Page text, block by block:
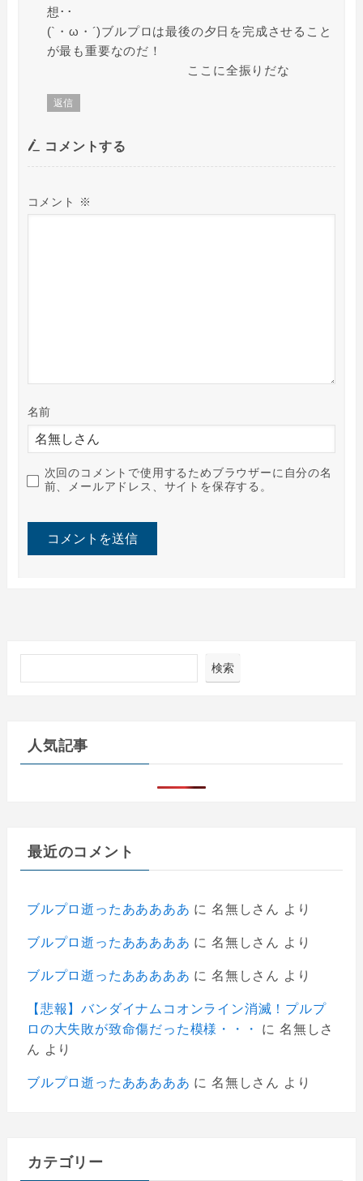
想･･
(`・ω・´)ブルプロは最後の夕日を完成させること
が最も重要なのだ！
ここに全振りだな
返信
コメントする
コメント ※
名前
次回のコメントで使用するためブラウザーに自分の名
前、メールアドレス、サイトを保存する。
検索
人気記事
最近のコメント
ブルプロ逝ったあああああ に 名無しさん より
ブルプロ逝ったあああああ に 名無しさん より
ブルプロ逝ったあああああ に 名無しさん より
【悲報】バンダイナムコオンライン消滅！プルプ
ロの大失敗が致命傷だった模様・・・
に 名無しさ
ん より
ブルプロ逝ったあああああ に 名無しさん より
カテゴリー